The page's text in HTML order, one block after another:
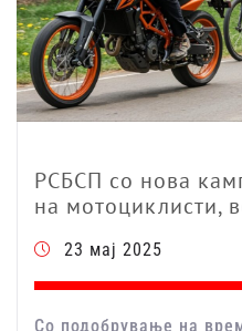
РСБСП со нова
на мотоциклисти,
23 мај 2025
Со подобрување на